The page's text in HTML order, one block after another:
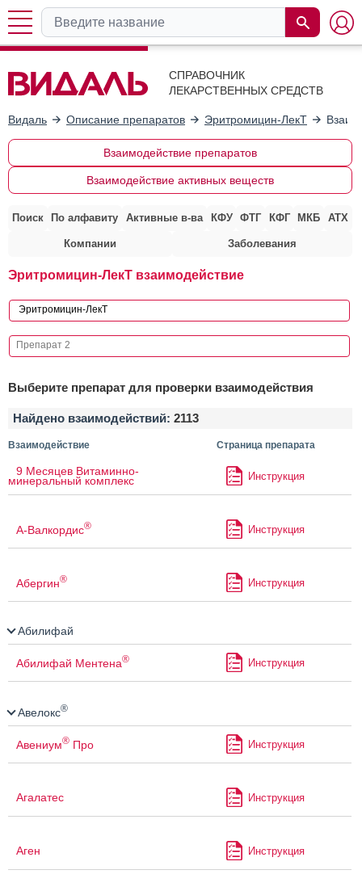
СПРАВОЧНИК
ЛЕКАРСТВЕННЫХ СРЕДСТВ
Видаль Описание препаратов Эритромицин-ЛекТ
Взаимодействие препаратов
Взаимодействие активных веществ
Поиск По алфавиту Активные в-ва КФУ ФТГ КФГ МКБ АТХ
Компании Заболевания
Эритромицин-ЛекТ взаимодействие
Выберите препарат для проверки взаимодействия
Найдено взаимодействий: 2113
Взаимодействие Страница препарата
9 Месяцев Витаминно-
минеральный комплекс Инструкция
А-Валкордис® Инструкция
Абергин® Инструкция
Абилифай
Абилифай Ментена® Инструкция
Авелокс®
Авениум® Про Инструкция
Агалатес Инструкция
Аген Инструкция